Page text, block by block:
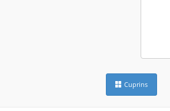
Cuprins